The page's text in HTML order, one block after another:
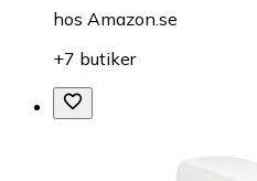
hos Amazon.se
+7 butiker